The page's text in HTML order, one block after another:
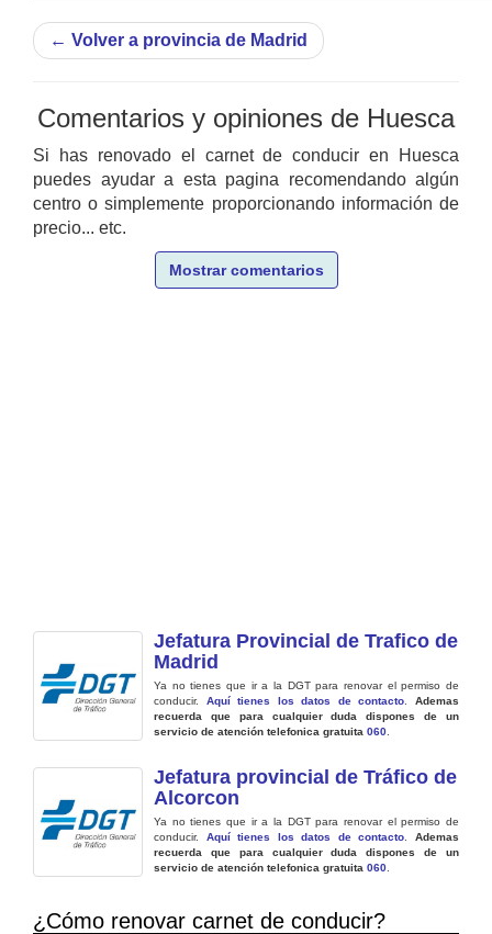
← Volver a provincia de Madrid
Comentarios y opiniones de Huesca
Si has renovado el carnet de conducir en Huesca
puedes ayudar a esta pagina recomendando algún
centro o simplemente proporcionando información de
precio... etc.
Mostrar comentarios
Jefatura Provincial de Trafico de
Madrid
Ya no tienes que ir a la DGT para renovar el permiso de
conducir. Aquí tienes los datos de contacto .Ademas
recuerda que para cualquier duda dispones de un
servicio de atención telefonica gratuita 060
Jefatura provincial de Tráfico de
Alcorcon
Ya no tienes que ir a la DGT para renovar el permiso de
conducir. Aquí tienes los datos de contacto .Ademas
recuerda que para cualquier duda dispones de un
servicio de atención telefonica gratuita 060
¿Cómo renovar carnet de conducir?